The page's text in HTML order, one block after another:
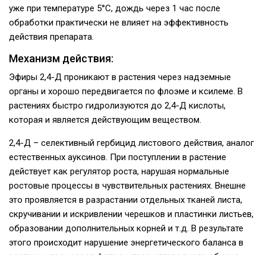
уже при температуре 5°С, дождь через 1 час после
обработки практически не влияет на эффективность
действия препарата.
Механизм действия:
Эфиры 2,4-Д проникают в растения через надземные
органы и хорошо передвигается по флоэме и ксилеме. В
растениях быстро гидро­лизуются до 2,4-Д кислоты,
которая и является действующим веществом.
2,4-Д – селективный гербицид листового дей­ствия, аналог
естественных ауксинов. При по­ступлении в растение
действует как регулятор роста, нарушая нормальные
ростовые процес­сы в чувствительных растениях. Внешне
это проявляется в разрастании отдельных тканей листа,
скручивании и искривлении черешков и пластинки листьев,
образовании дополни­тельных корней и т.д. В результате
этого про­исходит нарушение энергетического баланса в